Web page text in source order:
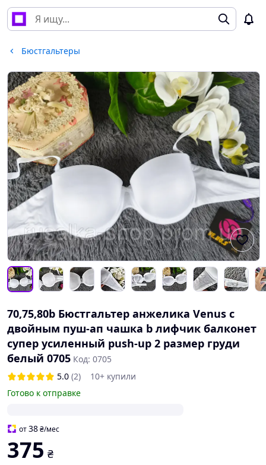
Бюстгальтеры
70,75,80b Бюстгальтер анжелика Venus с
двойным пуш-ап чашка b лифчик балконет
супер усиленный push-up 2 размер груди
белый 0705 Код: 0705
5.0 (2)
10+ купили
Готово к отправке
от38₴/мес
375 ₴